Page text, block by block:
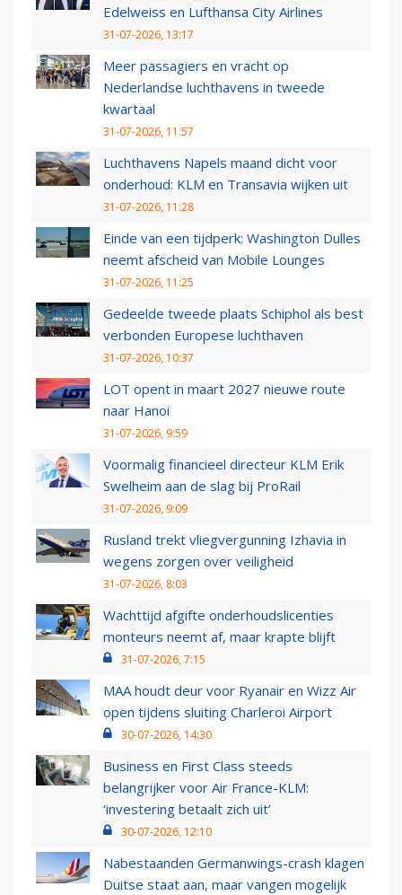
Edelweiss en Lufthansa City Airlines
31-07-2026, 13:17
Meer passagiers en vracht op
Nederlandse luchthavens in tweede
kwartaal
31-07-2026, 11:57
Luchthavens Napels maand dicht voor
onderhoud: KLM en Transavia wijken uit
31-07-2026, 11:28
Einde van een tijdperk: Washington Dulles
neemt afscheid van Mobile Lounges
31-07-2026, 11:25
Gedeelde tweede plaats Schiphol als best
verbonden Europese luchthaven
31-07-2026, 10:37
LOT opent in maart 2027 nieuwe route
naar Hanoi
31-07-2026, 9:59
Voormalig financieel directeur KLM Erik
Swelheim aan de slag bij ProRail
31-07-2026, 9:09
Rusland trekt vliegvergunning Izhavia in
wegens zorgen over veiligheid
31-07-2026, 8:03
Wachttijd afgifte onderhoudslicenties
monteurs neemt af, maar krapte blijft
31-07-2026, 7:15
MAA houdt deur voor Ryanair en Wizz Air
open tijdens sluiting Charleroi Airport
30-07-2026, 14:30
Business en First Class steeds
belangrijker voor Air France-KLM:
‘investering betaalt zich uit’
30-07-2026, 12:10
Nabestaanden Germanwings-crash klagen
Duitse staat aan, maar vangen mogelijk